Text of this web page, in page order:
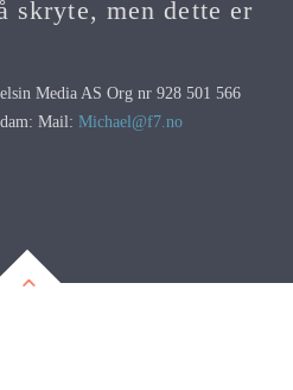
men dette er
Media AS Org nr 928 501 566
Mail:Michael@f7.no